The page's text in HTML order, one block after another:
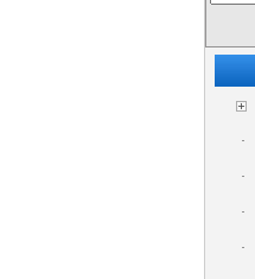
·
·
·
·
KARCHT原厂德国